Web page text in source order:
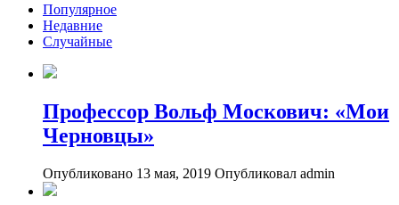
Популярное
Недавние
Случайные
Профессор Вольф Москович: «Мои
Черновцы»
Опубликовано 13 мая, 2019 Опубликовал admin